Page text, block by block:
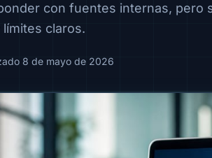
con fuentes internas, pero
claros.
8 de mayo de 2026